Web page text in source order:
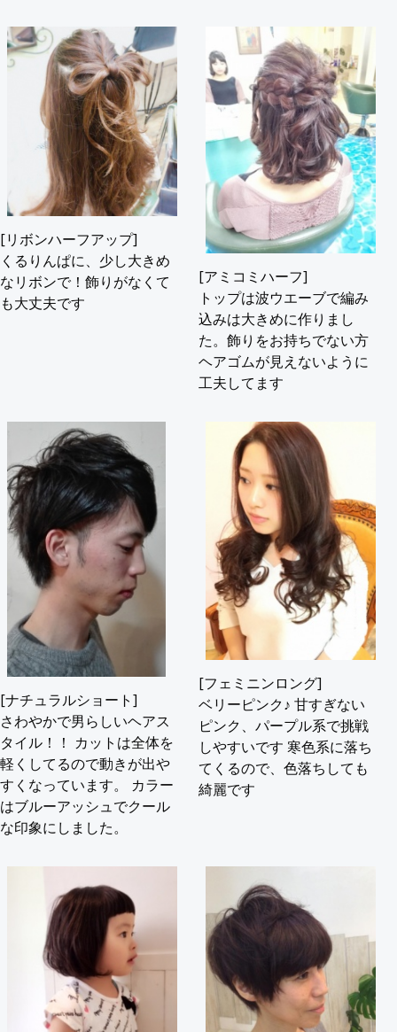
[リボンハーフアップ]
くるりんぱに、少し大きめ
なリボンで！飾りがなくて
も大丈夫です
[アミコミハーフ]
トップは波ウエーブで編み
込みは大きめに作りまし
た。飾りをお持ちでない方
ヘアゴムが見えないように
工夫してます
[ナチュラルショート]
さわやかで男らしいヘアス
タイル！！ カットは全体を
軽くしてるので動きが出や
すくなっています。 カラー
はブルーアッシュでクール
な印象にしました。
[フェミニンロング]
ベリーピンク♪ 甘すぎない
ピンク、パープル系で挑戦
しやすいです 寒色系に落ち
てくるので、色落ちしても
綺麗です